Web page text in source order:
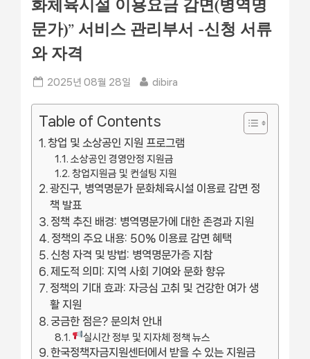
화체육시설 이용요금 감면(병역명
문가)” 서비스 관리부서 -신청 서류
와 자격
Posted
2025년 08월 28일 By
dibira
Table of Contents
창업 및 소상공인 지원 프로그램
소상공인 경영안정 지원금
창업지원금 및 컨설팅 지원
광진구, 병역명문가 문화체육시설 이용료 감면 정
책 발표
정책 추진 배경: 병역명문가에 대한 존경과 지원
정책의 주요 내용: 50% 이용료 감면 혜택
신청 자격 및 방법: 병역명문가증 지참
제도적 의미: 지역 사회 기여와 문화 향유
정책의 기대 효과: 자긍심 고취 및 건강한 여가 생
활 지원
궁금한 점은? 문의처 안내
실시간 정부 및 지자체 정책 뉴스
한국정책자금지원센터에서 받을 수 있는 지원금